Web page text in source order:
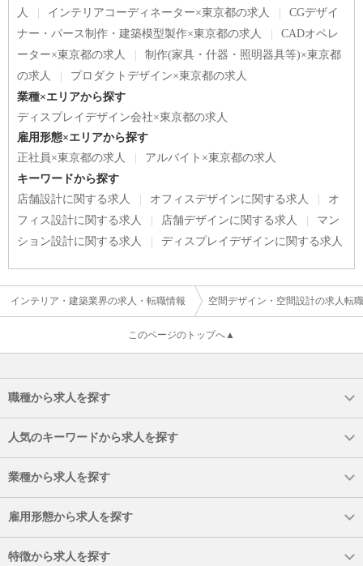
人
インテリアコーディネーター×東京都の求人
CGデザイ
ナー・パース制作・建築模型製作×東京都の求人
CADオペレ
ーター×東京都の求人
制作(家具・什器・照明器具等)×東京都
の求人
プロダクトデザイン×東京都の求人
業種×エリアから探す
ディスプレイデザイン会社×東京都の求人
雇用形態×エリアから探す
正社員×東京都の求人
アルバイト×東京都の求人
キーワードから探す
店舗設計に関する求人
オフィスデザインに関する求人
オ
フィス設計に関する求人
店舗デザインに関する求人
マン
ション設計に関する求人
ディスプレイデザインに関する求人
インテリア・建築業界の求人・転職情報 空間デザイン・空間設計の求人転
このページのトップへ▲
職種から求人を探す
人気のキーワードから求人を探す
業種から求人を探す
雇用形態から求人を探す
特徴から求人を探す